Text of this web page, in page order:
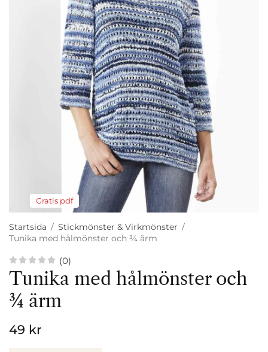
Gratis pdf
Startsida / Stickmönster & Virkmönster /
Tunika med hålmönster och 3⁄4 ärm
(0)
Tunika med hålmönster och
3⁄4 ärm
49 kr